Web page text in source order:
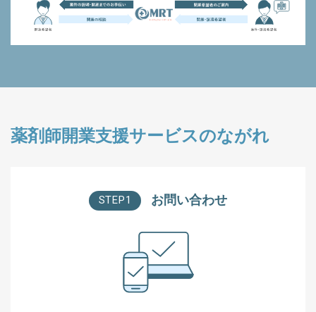
薬剤師開業支援サービスのながれ
STEP1 お問い合わせ